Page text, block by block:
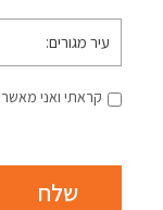
עיר
מגורים
קראתי ואני
שלח